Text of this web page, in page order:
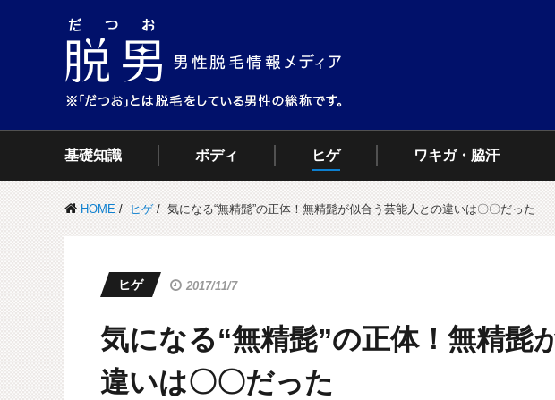
基礎知識 ボディ ヒゲ ワキガ・脇汗
HOME ヒゲ 気になる“無精髭”の正体！無精髭が似合う芸能人との違いは〇〇だった
ヒゲ 2017/11/7
気になる“無精髭”の正体！無精髭
違いは〇〇だった